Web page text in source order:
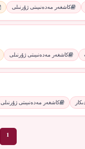
كاشغەر مەدەنىيىتى ژۇرنىلى
كاشغەر مەدەنىيىتى ژۇرنىلى
كاشغەر مەدەنىيىتى ژۇرنىلى
1